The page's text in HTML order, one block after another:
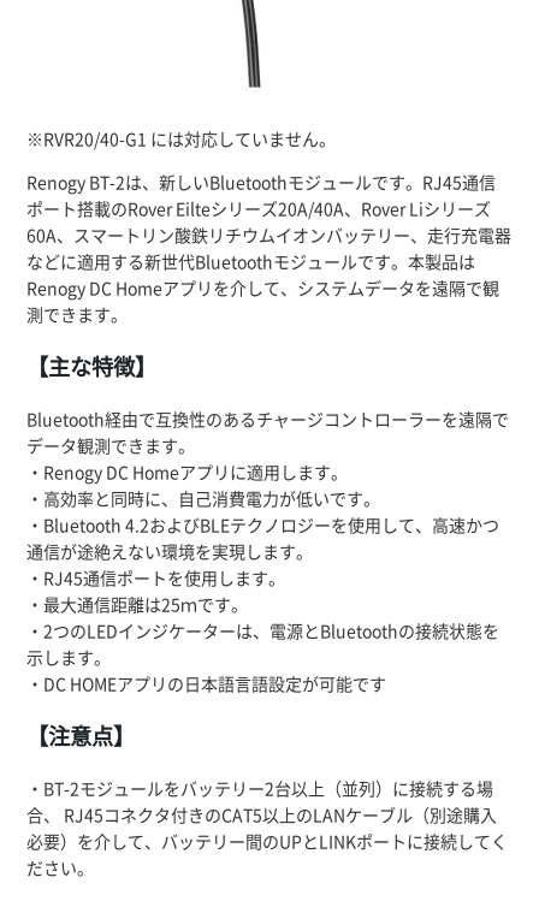
※RVR20/40-G1 には対応していません。
Renogy BT-2は、新しいBluetoothモジュールです。RJ45通信
ポート搭載のRover Eilteシリーズ20A/40A、Rover Liシリーズ
60A、スマートリン酸鉄リチウムイオンバッテリー、走行充電器
などに適用する新世代Bluetoothモジュールです。本製品は
Renogy DC Homeアプリを介して、システムデータを遠隔で観
測できます。
【主な特徴】
Bluetooth経由で互換性のあるチャージコントローラーを遠隔で
データ観測できます。
・Renogy DC Homeアプリに適用します。
・高効率と同時に、自己消費電力が低いです。
・Bluetooth 4.2およびBLEテクノロジーを使用して、高速かつ
通信が途絶えない環境を実現します。
・RJ45通信ポートを使用します。
・最大通信距離は25ｍです。
・2つのLEDインジケーターは、電源とBluetoothの接続状態を
示します。
・DC HOMEアプリの日本語言語設定が可能です
【注意点】
・BT-2モジュールをバッテリー2台以上（並列）に接続する場
合、 RJ45コネクタ付きのCAT5以上のLANケーブル（別途購入
必要）を介して、バッテリー間のUPとLINKポートに接続してく
ださい。